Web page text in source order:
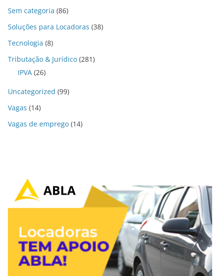
Sem categoria (86)
Soluções para Locadoras (38)
Tecnologia (8)
Tributação & Jurídico (281)
IPVA (26)
Uncategorized (99)
Vagas (14)
Vagas de emprego (14)